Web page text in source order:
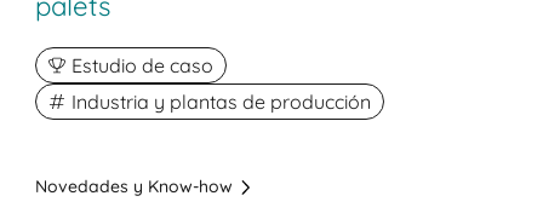
Estudio de caso
Industria y plantas de producción
Novedades y Know-how